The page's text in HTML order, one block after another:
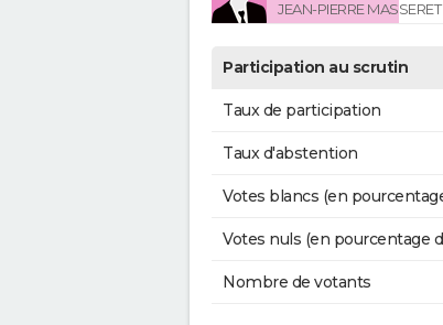
JEAN-PIERRE MASSERET
Participation au scrutin
Taux de participation
Taux d'abstention
Votes blancs (en
Votes nuls (en pourcentage
Nombre de votants